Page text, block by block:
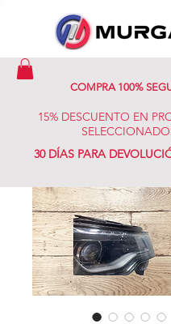
COMPRA 100%
15% DESCUENTO EN
30 DÍAS PARA